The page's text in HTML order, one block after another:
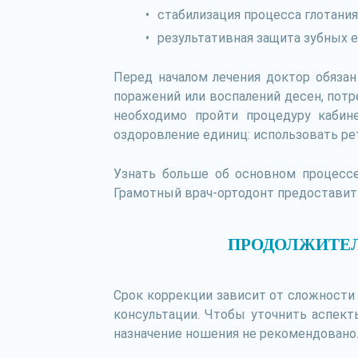
стабилизация процесса
результативная защита зубных
Перед началом лечения доктор
поражений или воспалений десен,
необходимо пройти процедуру
оздоровление единиц: использовать
Узнать больше об основном
Грамотный врач-ортодонт
Срок коррекции зависит от
консультации. Чтобы уточнить
назначение ношения не